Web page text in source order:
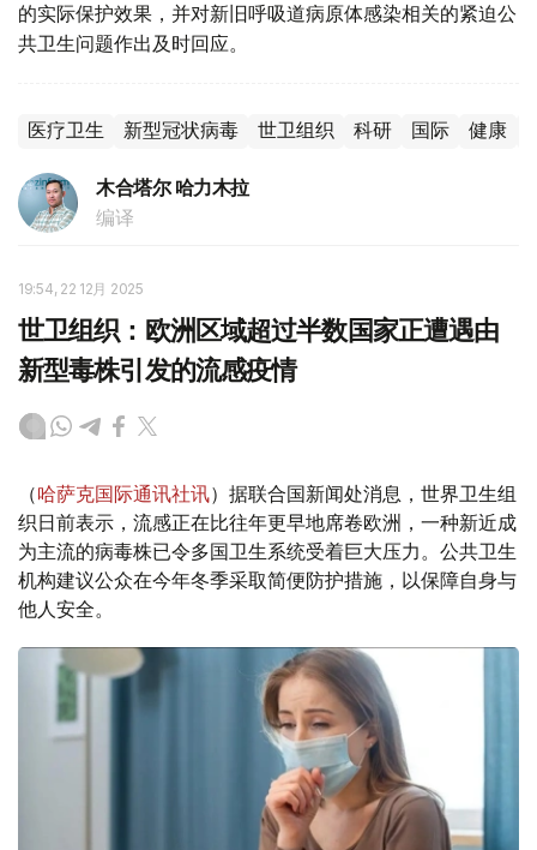
的实际保护效果，并对新旧呼吸道病原体感染相关的紧迫公
共卫生问题作出及时回应。
医疗卫生 新型冠状病毒 世卫组织 科研 国际 健康
木合塔尔 哈力木拉
编译
19:54, 22 12月 2025
世卫组织：欧洲区域超过半数国家正遭遇由
新型毒株引发的流感疫情
（哈萨克国际通讯社讯）据联合国新闻处消息，世界卫生组
织日前表示，流感正在比往年更早地席卷欧洲，一种新近成
为主流的病毒株已令多国卫生系统受着巨大压力。公共卫生
机构建议公众在今年冬季采取简便防护措施，以保障自身与
他人安全。